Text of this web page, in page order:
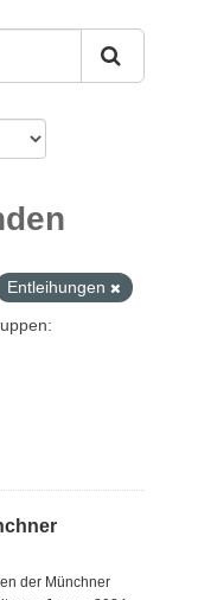
Entleihungen
der Münchner